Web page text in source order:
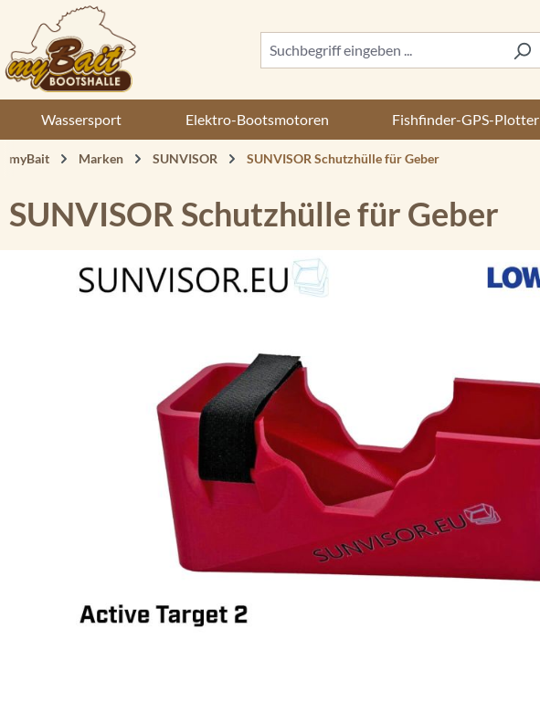
Hauptinhalt springen
Zur Suche springen
Zur Hauptnavigation springen
Wassersport Elektro-Bootsmotoren Fishfinder-GPS-Plotter
myBait Marken SUNVISOR SUNVISOR Schutzhülle für Geber
SUNVISOR Schutzhülle für Geber